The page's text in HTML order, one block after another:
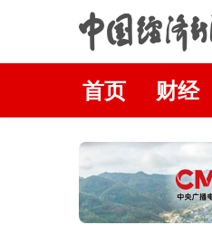
首页 财经